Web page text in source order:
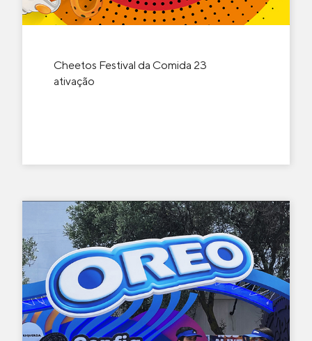
Cheetos Festival da Comida 23
ativação